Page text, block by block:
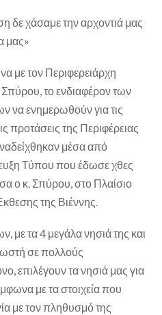
δε χάσαμε την αρχοντιά μας
μας»
με τον Περιφερειάρχη
το ενδιαφέρον των
να ενημερωθούν για τις
προτάσεις της Περιφέρειας
μέσα από
Τύπου που έδωσε χθες
ο κ. Σπύρου, στο Πλαίσιο
της Βιέννης.
με τα 4 μεγάλα νησιά της και
σε πολλούς
επιλέγουν τα νησιά μας για
με τα στοιχεία που
με τον πληθυσμό της